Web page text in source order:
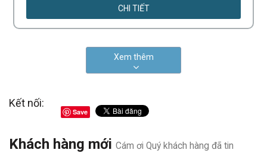
CHI TIẾT
Xem thêm
Kết nối:
Save
Khách hàng mới Cám ơi Quý khách hàng đã tin